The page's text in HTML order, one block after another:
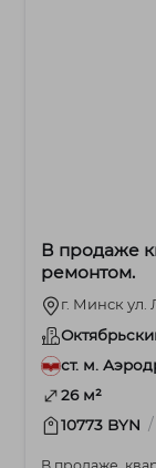
В продаже
ремонтом.
г. Минск
ст. м.
26 м²
10773 BYN /